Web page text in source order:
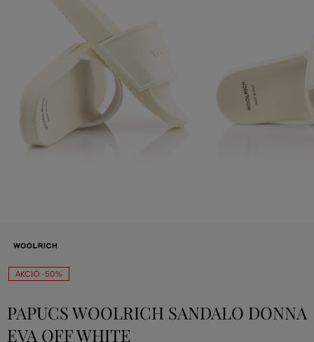
AKCIÓ -50%
PAPUCS WOOLRICH SANDALO DONNA
EVA OFF WHITE